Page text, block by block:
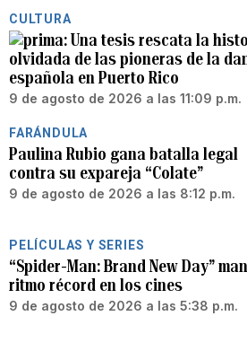
CULTURA
Una tesis rescata la
olvidada de las pioneras de la
española en Puerto Rico
9 de agosto de 2026 a las 11:09 p.m.
FARÁNDULA
Paulina Rubio gana batalla legal
contra su expareja “Colate”
9 de agosto de 2026 a las 8:12 p.m.
PELÍCULAS Y SERIES
“Spider-Man: Brand New Day”
ritmo récord en los cines
9 de agosto de 2026 a las 5:38 p.m.